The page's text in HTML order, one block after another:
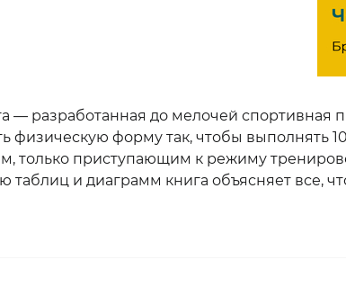
— разработанная до мелочей
физическую форму так, чтобы выполнять
только приступающим к режиму
таблиц и диаграмм книга объясняет все,